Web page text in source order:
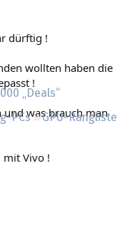
„Deals“
PCs
GPU-Rangliste
dürftig !
wollten haben die
!
und was brauch man
mit Vivo !